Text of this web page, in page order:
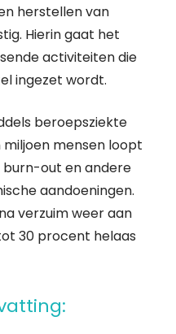
herstellen van
Hierin gaat het
activiteiten die
ingezet wordt.
beroepsziekte
miljoen mensen loopt
burn-out en andere
aandoeningen.
verzuim weer aan
30 procent helaas